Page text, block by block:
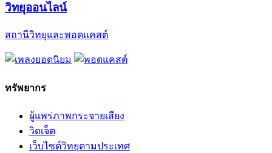
วิทยุออนไลน์
สถานีวิทยุและพอดแคสต์
ทรัพยากร
ผู้แพร่ภาพกระจายเสียง
วิดเจ็ต
เว็บไซต์วิทยุตามประเทศ